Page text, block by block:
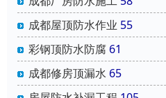
成都屋顶防水作业 55
彩钢顶防水防腐 61
成都修房顶漏水 65